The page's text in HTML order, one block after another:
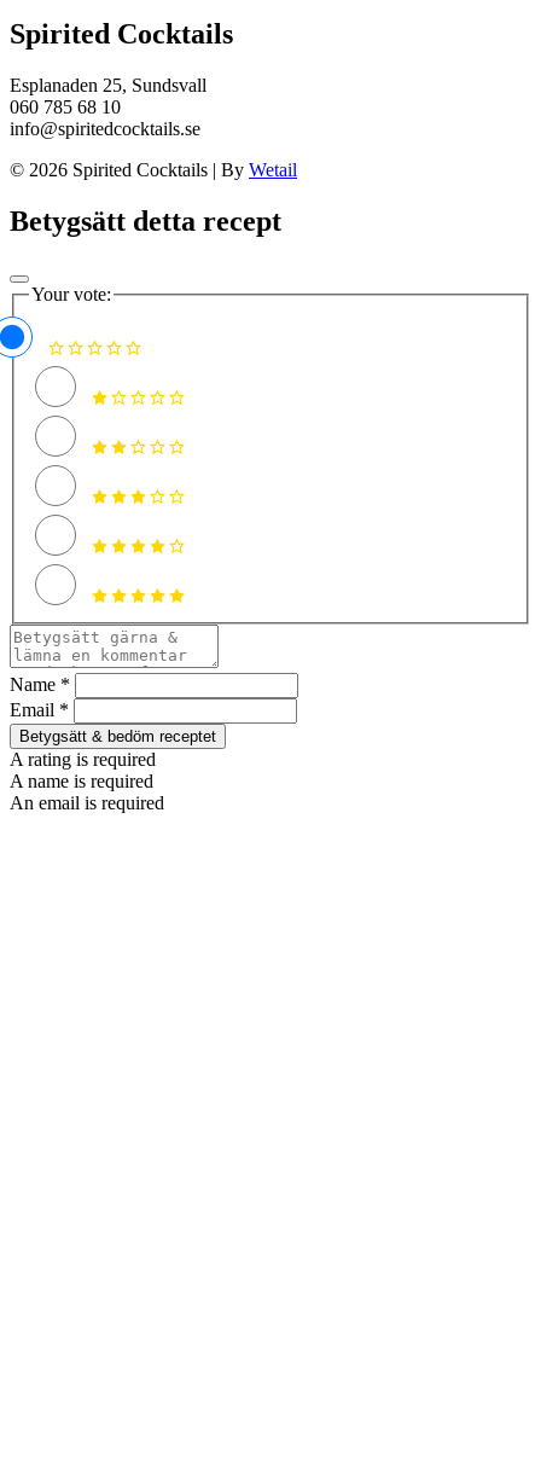
Spirited Cocktails
Esplanaden 25, Sundsvall
060 785 68 10
info@spiritedcocktails.se
© 2026 Spirited Cocktails | By Wetail
Betygsätt detta recept
Your vote:
Name *
Email *
Betygsätt & bedöm receptet
A rating is required
A name is required
An email is required